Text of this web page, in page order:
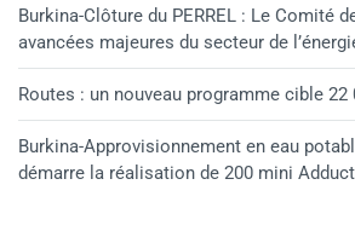
Burkina-Clôture du PERREL : Le Comité
avancées majeures du secteur de
Routes : un nouveau programme cible 22
Burkina-Approvisionnement en eau
démarre la réalisation de 200 mini